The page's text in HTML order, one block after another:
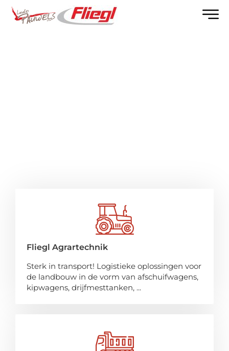
Fliegl Agrartechnik
Sterk in transport! Logistieke oplossingen voor
de landbouw in de vorm van afschuifwagens,
kipwagens, drijfmesttanken, ...